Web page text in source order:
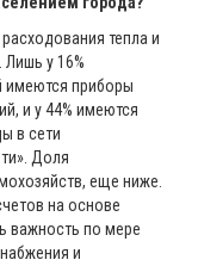
тепла и
у 16%
имеются приборы
и у 44% имеются
в сети
Доля
еще ниже.
на основе
важность по мере
и